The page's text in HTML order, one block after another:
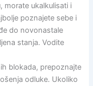
morate ukalkulisati i
poznajete sebe i
do novonastale
stanja. Vodite
blokada, prepoznajte
odluke. Ukoliko